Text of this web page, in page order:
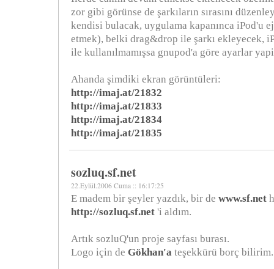
zor gibi görünse de şarkıların sırasını
kendisi bulacak, uygulama kapanınca iPod'u
etmek), belki drag&drop ile şarkı ekleyecek,
ile kullanılmamışsa gnupod'a göre ayarlar
Ahanda şimdiki ekran görüntüleri:
http://imaj.at/21832
http://imaj.at/21833
http://imaj.at/21834
http://imaj.at/21835
sozluq.sf.net
22.Eylül.2006 Cuma :: 16:17:25
E madem bir şeyler yazdık, bir de www.sf.net
http://sozluq.sf.net 'i aldım.
Artık sozluQ'un proje sayfası burası.
Logo için de Gökhan'a teşekkürü borç bilirim.